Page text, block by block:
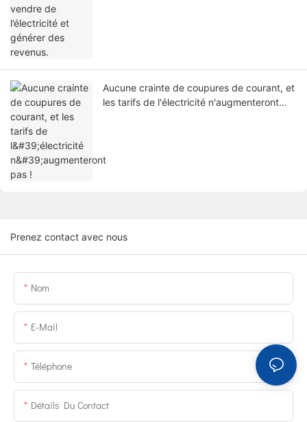
Aucune crainte de coupures de courant, et
les tarifs de l'électricité n'augmenteront
Prenez contact avec nous
Nom
E-Mail
Téléphone
Détails Du Contact